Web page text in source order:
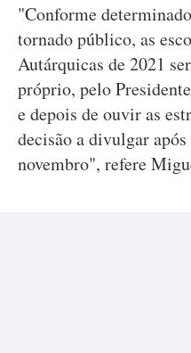
"Conforme
tornado público, as
Autárquicas de 2021
próprio, pelo
e depois de ouvir as
decisão a divulgar
novembro", refere